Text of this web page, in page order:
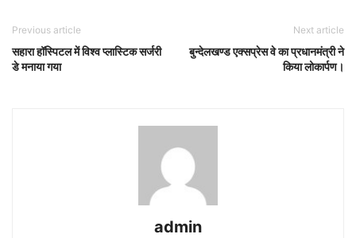
Previous article
सहारा हॉस्पिटल में विश्व प्लास्टिक सर्जरी
डे मनाया गया
Next article
बुन्देलखण्ड एक्सप्रेस वे का प्रधानमंत्री ने
किया लोकार्पण।
admin